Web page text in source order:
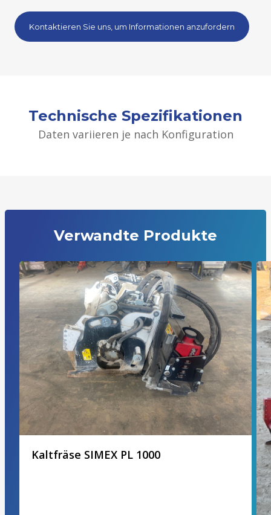
Kontaktieren Sie uns, um Informationen anzufordern
Technische Spezifikationen
Daten variieren je nach Konfiguration
Verwandte Produkte
Kaltfräse SIMEX PL 1000